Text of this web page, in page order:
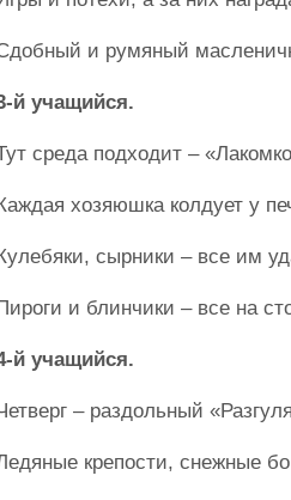
и румяный
й учащийся.
среда подходит –
хозяюшка колдует у
сырники – все им
и блинчики – все на
й учащийся.
– раздольный
крепости, снежные